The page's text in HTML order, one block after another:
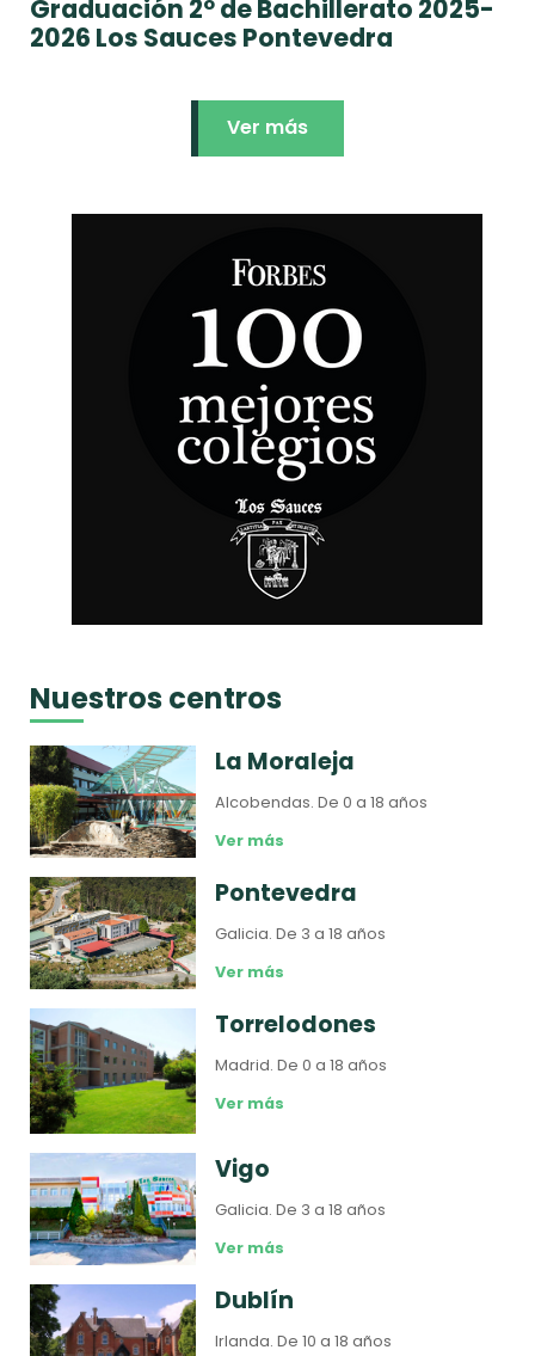
Graduación 2º de Bachillerato 2025-
2026 Los Sauces Pontevedra
Ver más
Nuestros centros
La Moraleja
Alcobendas.De 0 a 18 años
Ver más
Pontevedra
Galicia.De 3 a 18 años
Ver más
Torrelodones
Madrid.De 0 a 18 años
Ver más
Vigo
Galicia.De 3 a 18 años
Ver más
Dublín
Irlanda.De 10 a 18 años